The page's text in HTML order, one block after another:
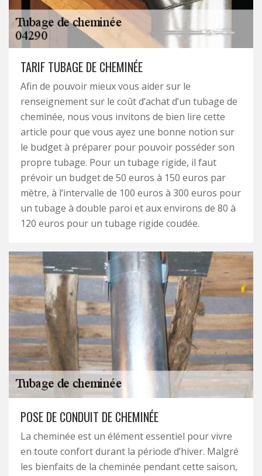
TARIF TUBAGE DE CHEMINÉE
Afin de pouvoir mieux vous aider sur le
renseignement sur le coût d’achat d’un tubage de
cheminée, nous vous invitons de bien lire cette
article pour que vous ayez une bonne notion sur
le budget à préparer pour pouvoir posséder son
propre tubage. Pour un tubage rigide, il faut
prévoir un budget de 50 euros à 150 euros par
mètre, à l’intervalle de 100 euros à 300 euros pour
un tubage à double paroi et aux environs de 80 à
120 euros pour un tubage rigide coudée.
POSE DE CONDUIT DE CHEMINÉE
La cheminée est un élément essentiel pour vivre
en toute confort durant la période d’hiver. Malgré
les bienfaits de la cheminée pendant cette saison,